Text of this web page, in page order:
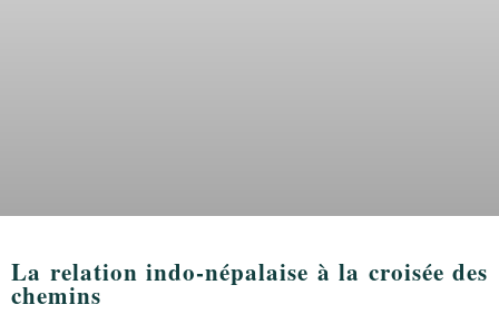
La relation indo-népalaise à la croisée des
chemins